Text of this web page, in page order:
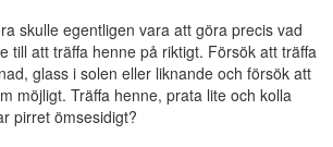
skulle egentligen vara att göra precis vad
till att träffa henne på riktigt. Försök att träffa
glass i solen eller liknande och försök att
möjligt. Träffa henne, prata lite och kolla
pirret ömsesidigt?